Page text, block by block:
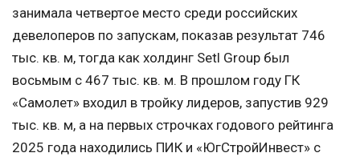
занимала четвертое место среди российских
девелоперов по запускам, показав результат 746
тыс. кв. м, тогда как холдинг Setl Group был
восьмым с 467 тыс. кв. м. В прошлом году ГК
«Самолет» входил в тройку лидеров, запустив 929
тыс. кв. м, а на первых строчках годового рейтинга
2025 года находились ПИК и «ЮгСтройИнвест» с